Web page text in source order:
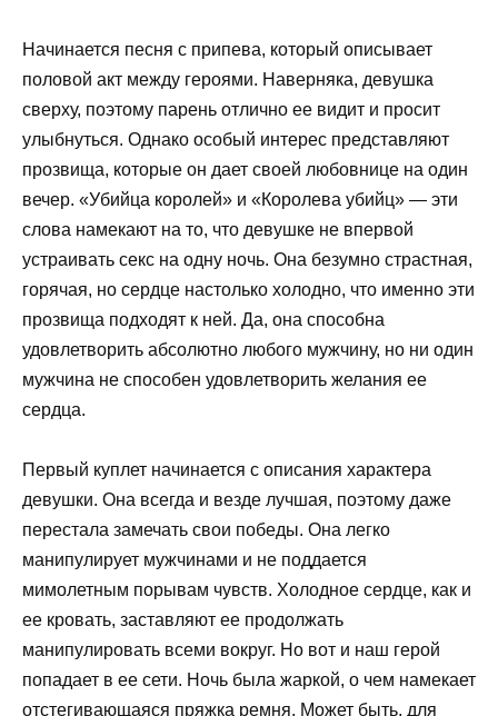
Начинается песня с припева, который описывает
половой акт между героями. Наверняка, девушка
сверху, поэтому парень отлично ее видит и просит
улыбнуться. Однако особый интерес представляют
прозвища, которые он дает своей любовнице на один
вечер. «Убийца королей» и «Королева убийц» — эти
слова намекают на то, что девушке не впервой
устраивать секс на одну ночь. Она безумно страстная,
горячая, но сердце настолько холодно, что именно эти
прозвища подходят к ней. Да, она способна
удовлетворить абсолютно любого мужчину, но ни один
мужчина не способен удовлетворить желания ее
сердца.
Первый куплет начинается с описания характера
девушки. Она всегда и везде лучшая, поэтому даже
перестала замечать свои победы. Она легко
манипулирует мужчинами и не поддается
мимолетным порывам чувств. Холодное сердце, как и
ее кровать, заставляют ее продолжать
манипулировать всеми вокруг. Но вот и наш герой
попадает в ее сети. Ночь была жаркой, о чем намекает
отстегивающаяся пряжка ремня. Может быть, для